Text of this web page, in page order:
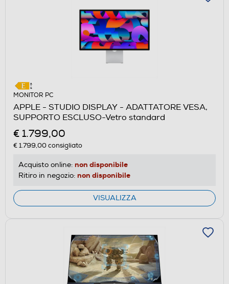
MONITOR PC
APPLE - STUDIO DISPLAY - ADATTATORE VESA,
SUPPORTO ESCLUSO-Vetro standard
€ 1.799,00
€ 1.799,00consigliato
Acquisto online: non disponibile
Ritiro in negozio: non disponibile
VISUALIZZA